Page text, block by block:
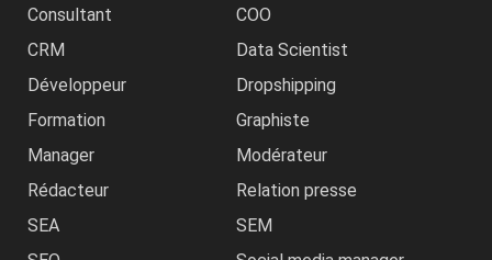
Consultant
COO
CRM
Data Scientist
Développeur
Dropshipping
Formation
Graphiste
Manager
Modérateur
Rédacteur
Relation presse
SEA
SEM